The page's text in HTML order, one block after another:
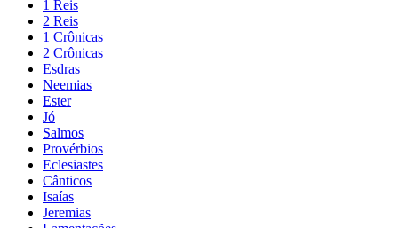
1 Reis
2 Reis
1 Crônicas
2 Crônicas
Esdras
Neemias
Ester
Jó
Salmos
Provérbios
Eclesiastes
Cânticos
Isaías
Jeremias